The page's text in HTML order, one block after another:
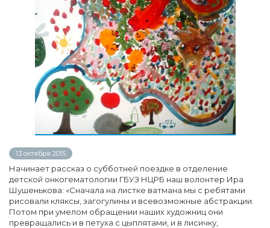
13 октября 2015
Начинает рассказ о субботней поездке в отделение
детской онкогематологии ГБУЗ НЦРБ наш волонтер Ира
Шушенькова: «Сначала на листке ватмана мы с ребятами
рисовали кляксы, загогулины и всевозможные абстракции.
Потом при умелом обращении наших художниц они
превращались и в петуха с цыплятами, и в лисичку,